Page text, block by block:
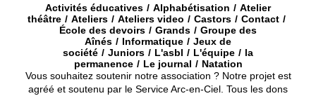
Activités éducatives Alphabétisation
Atelier
théâtre
Ateliers Ateliers video Castors
Contact
École des devoirs
Grands
Groupe des
Aînés
Informatique
Jeux de
société
Juniors L'asbl L'équipe
la
permanence
Le journal
Natation
Vous souhaitez soutenir notre association ? Notre projet est
agréé et soutenu par le Service Arc-en-Ciel. Tous les dons